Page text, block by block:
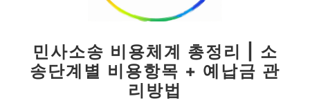
민사소송 비용체계 총정리 | 소
송단계별 비용항목 + 예납금 관
리방법